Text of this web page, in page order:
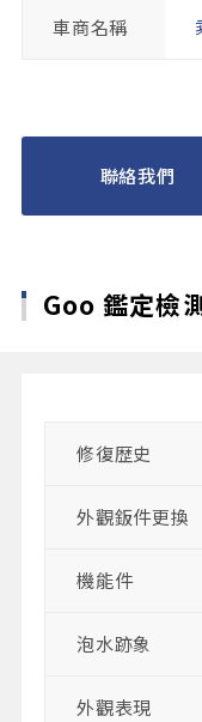
車商名稱
聯絡我們
Goo 鑑定檢
修復歴史
外觀鈑件更換
機能件
泡水跡象
外觀表現